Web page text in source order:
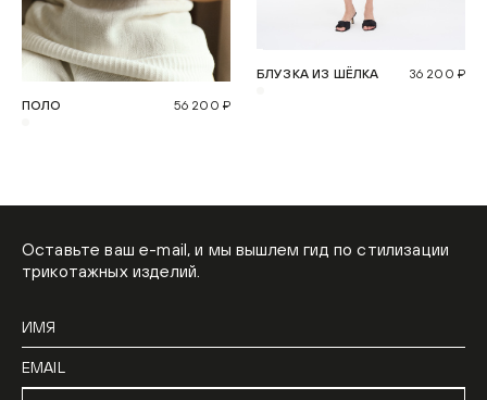
ПОЛО 56 200 ₽
БЛУЗКА ИЗ ШЁЛКА 36 200 ₽
Оставьте ваш e-mail, и мы вышлем гид по стилизации
трикотажных изделий.